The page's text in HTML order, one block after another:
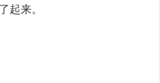
起来。